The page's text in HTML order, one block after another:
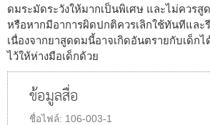
ดมระมัดระวังให้มากเป็นพิเศษ และไม่ควรสู
หรือหากมีอาการผิดปกติควรเลิกใช้ทันทีแล
เนื่องจากยาสูดดมนี้อาจเกิดอันตรายกับเด็ก
ไว้ให้ห่างมือเด็กด้วย
ข้อมูลสื่อ
ชื่อไฟล์: 106-003-1